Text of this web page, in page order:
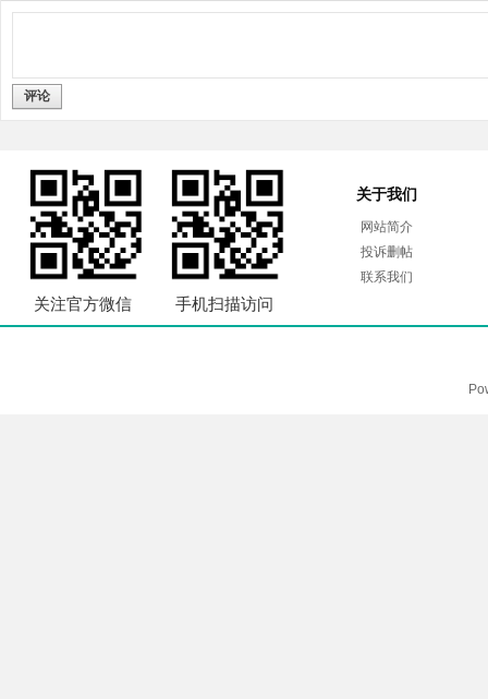
评论
关注官方微信 手机扫描访问
关于我们
网站简介
投诉删帖
联系我们